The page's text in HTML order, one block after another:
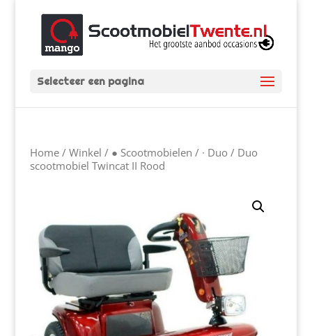
Selecteer een pagina
Home/ Winkel / ● Scootmobielen / ∙ Duo / Duo
scootmobiel Twincat II Rood